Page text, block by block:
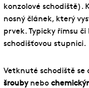
konzolové schodiště).
nosný článek, který
prvek. Typicky římsu
schodišťovou stupnici.
Vetknuté schodiště se
šroubynebo